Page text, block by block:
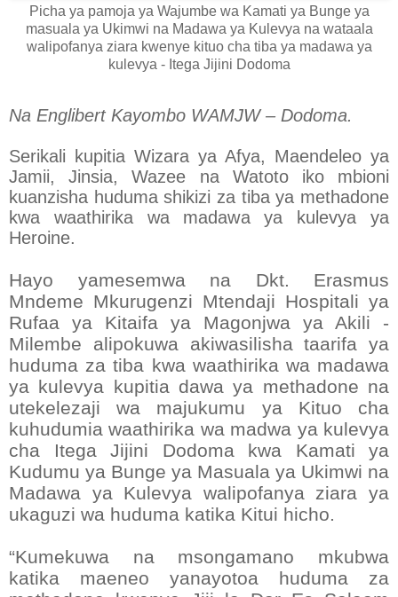
Picha ya pamoja ya Wajumbe wa Kamati ya Bunge ya
masuala ya Ukimwi na Madawa ya Kulevya na wataala
walipofanya ziara kwenye kituo cha tiba ya madawa ya
kulevya - Itega Jijini Dodoma
Na Englibert Kayombo WAMJW – Dodoma.
Serikali kupitia Wizara ya Afya, Maendeleo ya
Jamii, Jinsia, Wazee na Watoto iko mbioni
kuanzisha huduma shikizi za tiba ya methadone
kwa waathirika wa madawa ya kulevya ya
Heroine.
Hayo yamesemwa na Dkt. Erasmus
Mndeme Mkurugenzi Mtendaji Hospitali ya
Rufaa ya Kitaifa ya Magonjwa ya Akili -
Milembe alipokuwa akiwasilisha taarifa ya
huduma za tiba kwa waathirika wa madawa
ya kulevya kupitia dawa ya methadone na
utekelezaji wa majukumu ya Kituo cha
kuhudumia waathirika wa madwa ya kulevya
cha Itega Jijini Dodoma kwa Kamati ya
Kudumu ya Bunge ya Masuala ya Ukimwi na
Madawa ya Kulevya walipofanya ziara ya
ukaguzi wa huduma katika Kitui hicho.
“Kumekuwa na msongamano mkubwa
katika maeneo yanayotoa huduma za